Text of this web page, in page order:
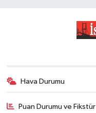
Hava Durumu
Puan Durumu ve Fikstür